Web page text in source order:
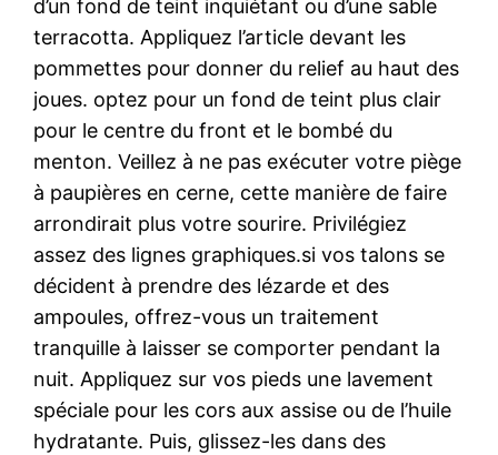
d’un fond de teint inquiétant ou d’une sable
terracotta. Appliquez l’article devant les
pommettes pour donner du relief au haut des
joues. optez pour un fond de teint plus clair
pour le centre du front et le bombé du
menton. Veillez à ne pas exécuter votre piège
à paupières en cerne, cette manière de faire
arrondirait plus votre sourire. Privilégiez
assez des lignes graphiques.si vos talons se
décident à prendre des lézarde et des
ampoules, offrez-vous un traitement
tranquille à laisser se comporter pendant la
nuit. Appliquez sur vos pieds une lavement
spéciale pour les cors aux assise ou de l’huile
hydratante. Puis, glissez-les dans des